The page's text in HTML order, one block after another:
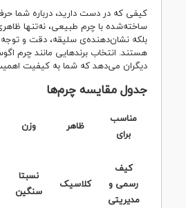
کیفی که در دست دارید، درباره شما
ساخته‌شده با چرم طبیعی، نه‌تنها
بلکه نشان‌دهنده‌ی سلیقه، دقت و
هستند. انتخاب برندهایی مانند چرم
دیگران می‌دهد که شما به کیفیت
جدول مقایسه چرم‌ها
مناسب
برای
ظاهر وزن
کیف
رسمی و
مدیریتی
کلاسیک
نسبتا
سنگین